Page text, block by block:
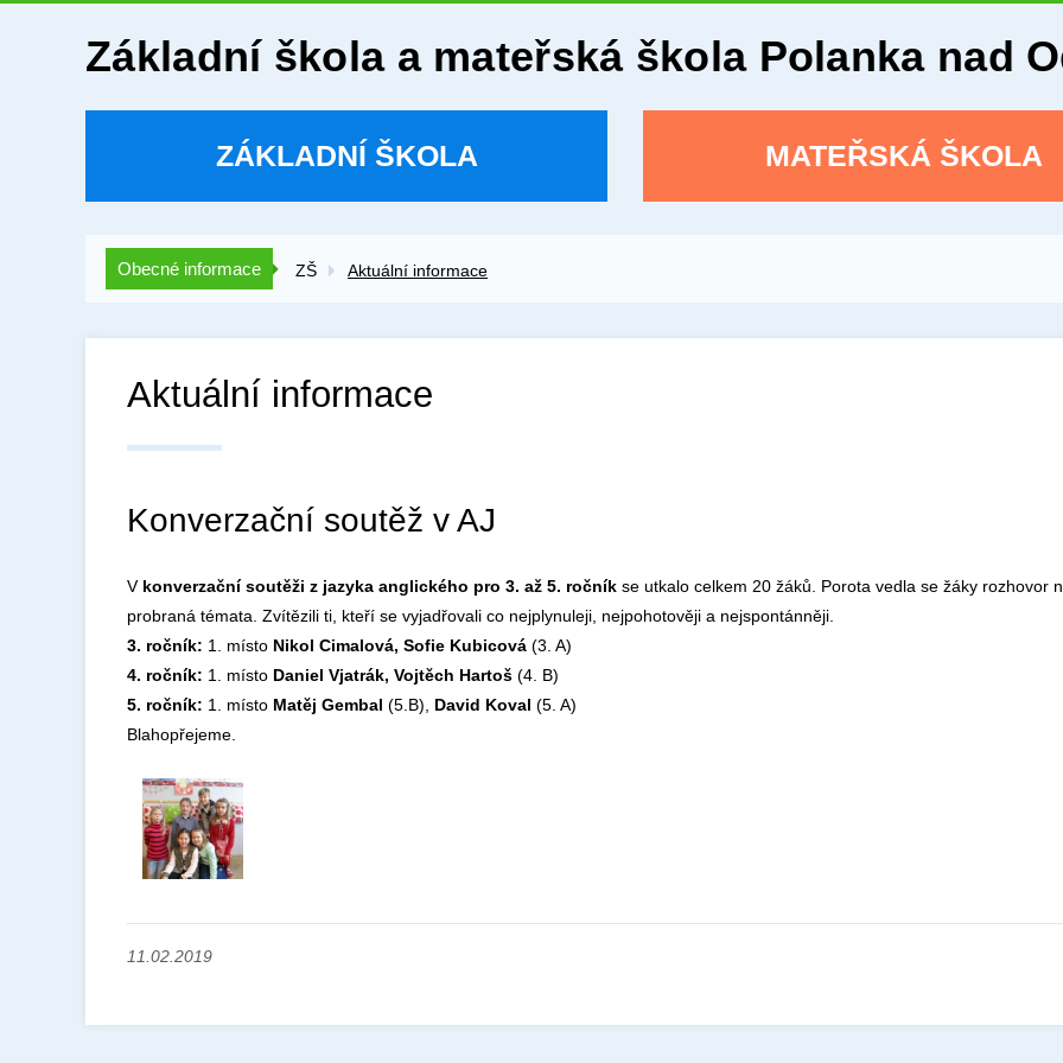
Základní škola a mateřská škola Polanka nad
ZÁKLADNÍ ŠKOLA MATEŘSKÁ ŠKOLA
Obecné informace ZŠ Aktuální informace
Aktuální informace
Konverzační soutěž v AJ
V konverzační soutěži z jazyka anglického pro 3. až 5. ročník se utkalo celkem 20 žáků. Porota vedla se žáky rozhovor
probraná témata. Zvítězili ti, kteří se vyjadřovali co nejplynuleji, nejpohotověji a nejspontánněji.
3. ročník: 1. místo Nikol Cimalová, Sofie Kubicová (3. A)
4. ročník: 1. místo Daniel Vjatrák, Vojtěch Hartoš (4. B)
5. ročník: 1. místo Matěj Gembal (5.B), David Koval (5. A)
Blahopřejeme.
11.02.2019